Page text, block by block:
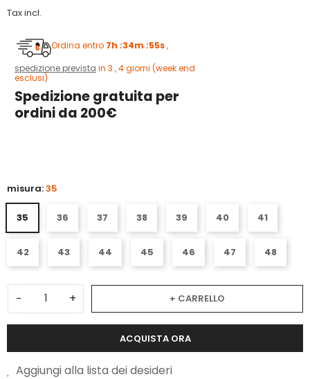
Tax incl.
Ordina entro 7h :34m :54s,
spedizione prevista in 3 , 4 giorni (week end
esclusi)
Spedizione gratuita per
ordini da 200€
misura:35
35 36 37 38 39 40 41
42 43 44 45 46 47 48
− + + CARRELLO
ACQUISTA ORA
Aggiungi alla lista dei desideri